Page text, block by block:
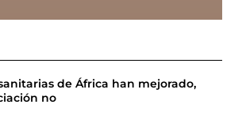
de África han mejorado,
no